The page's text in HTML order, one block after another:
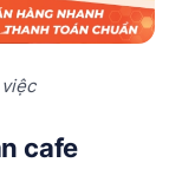
cafe